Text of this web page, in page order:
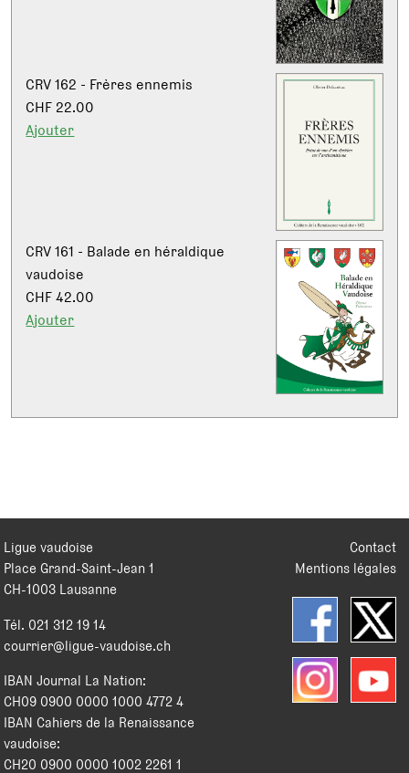
CRV 162 - Frères ennemis
CHF 22.00
Ajouter
CRV 161 - Balade en héraldique
vaudoise
CHF 42.00
Ajouter
Contact
Mentions légales
Ligue vaudoise
Place Grand-Saint-Jean 1
CH-1003 Lausanne
Tél. 021 312 19 14
courrier@ligue-vaudoise.ch
IBAN Journal La Nation:
CH09 0900 0000 1000 4772 4
IBAN Cahiers de la Renaissance
vaudoise:
CH20 0900 0000 1002 2261 1